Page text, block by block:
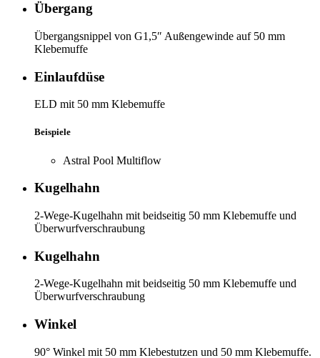
Übergang
Übergangsnippel von G1,5″ Außengewinde auf 50 mm
Klebemuffe
Einlaufdüse
ELD mit 50 mm Klebemuffe
Beispiele
Astral Pool Multiflow
Kugelhahn
2-Wege-Kugelhahn mit beidseitig 50 mm Klebemuffe und
Überwurfverschraubung
Kugelhahn
2-Wege-Kugelhahn mit beidseitig 50 mm Klebemuffe und
Überwurfverschraubung
Winkel
90° Winkel mit 50 mm Klebestutzen und 50 mm Klebemuffe.